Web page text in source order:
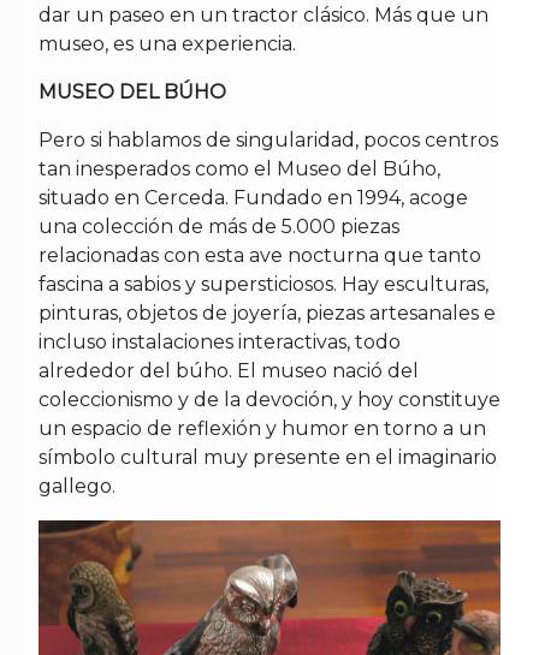
dar un paseo en un tractor clásico. Más que un
museo, es una experiencia.
MUSEO DEL BÚHO
Pero si hablamos de singularidad, pocos centros
tan inesperados como el Museo del Búho,
situado en Cerceda. Fundado en 1994, acoge
una colección de más de 5.000 piezas
relacionadas con esta ave nocturna que tanto
fascina a sabios y supersticiosos. Hay esculturas,
pinturas, objetos de joyería, piezas artesanales e
incluso instalaciones interactivas, todo
alrededor del búho. El museo nació del
coleccionismo y de la devoción, y hoy constituye
un espacio de reflexión y humor en torno a un
símbolo cultural muy presente en el imaginario
gallego.